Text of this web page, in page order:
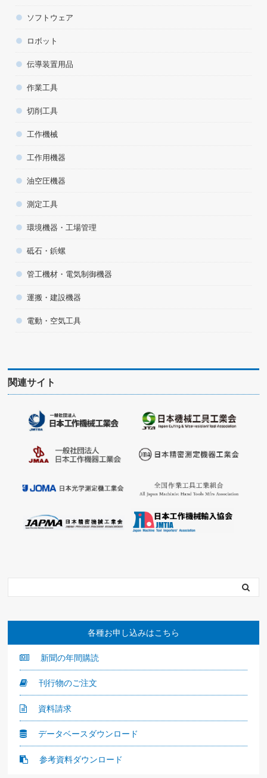
ソフトウェア
ロボット
伝導装置用品
作業工具
切削工具
工作機械
工作用機器
油空圧機器
測定工具
環境機器・工場管理
砥石・鋲螺
管工機材・電気制御機器
運搬・建設機器
電動・空気工具
関連サイト
各種お申し込みはこちら
新聞の年間購読
刊行物のご注文
資料請求
データベースダウンロード
参考資料ダウンロード